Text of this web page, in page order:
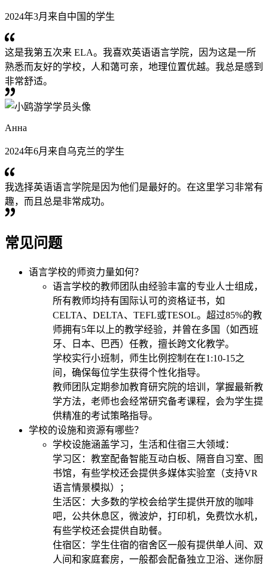
2024年3月来自中国的学生
这是我第五次来 ELA。我喜欢英语语言学院，因为这是一所
熟悉而友好的学校，人和蔼可亲，地理位置优越。我总是感到
非常舒适。
Анна
2024年6月来自乌克兰的学生
我选择英语语言学院是因为他们是最好的。在这里学习非常有
趣，而且总是非常成功。
常见问题
语言学校的师资力量如何？
语言学校的教师团队由经验丰富的专业人士组成，
所有教师均持有国际认可的资格证书，如
CELTA、DELTA、TEFL或TESOL。超过85%的教
师拥有5年以上的教学经验，并曾在多国（如西班
牙、日本、巴西）任教，擅长跨文化教学。
学校实行小班制，师生比例控制在在1:10-15之
间，确保每位学生获得个性化指导。
教师团队定期参加教育研究院的培训，掌握最新教
学方法，老师也会经常研究备考课程，会为学生提
供精准的考试策略指导。
学校的设施和资源有哪些？
学校设施涵盖学习，生活和住宿三大领域：
学习区：教室配备智能互动白板、隔音自习室、图
书馆，有些学校还会提供多媒体实验室（支持VR
语言情景模拟）；
生活区：大多数的学校会给学生提供开放的咖啡
吧，公共休息区，微波炉，打印机，免费饮水机，
有些学校还会提供自助餐。
住宿区：学生住宿的宿舍区一般有提供单人间、双
人间和家庭套房，一般都会配备独立卫浴、迷你厨